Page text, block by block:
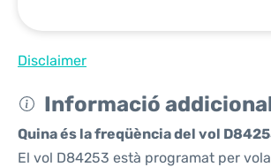
Disclaimer
Informació
Quina és la freqüència del vol
El vol D84253 està programat per